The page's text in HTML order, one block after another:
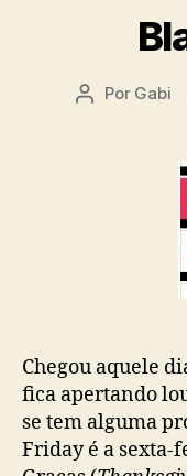
Autor
Por Gabi
Chegou aquele
fica apertando
se tem alguma
Friday é a sexta-